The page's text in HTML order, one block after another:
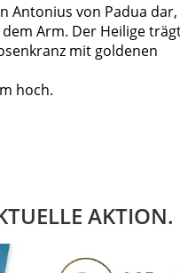
Antonius von Padua dar,
Arm. Der Heilige
mit goldenen
hoch.
AKTION.